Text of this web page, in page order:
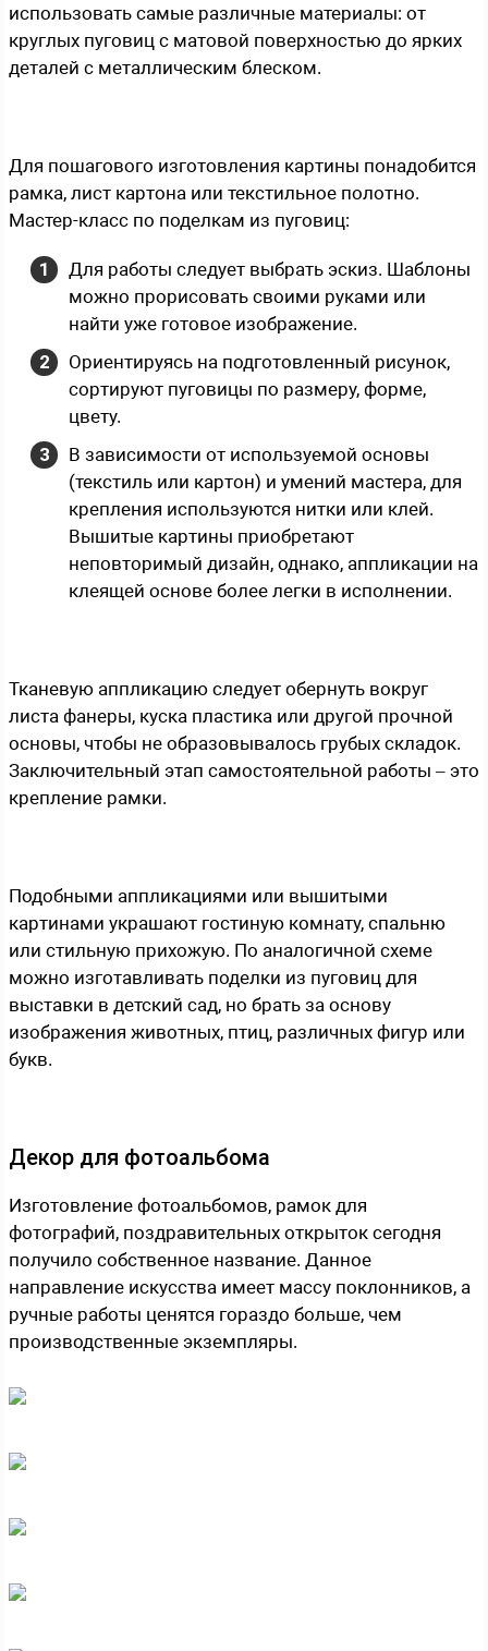
использовать самые различные материалы: от
круглых пуговиц с матовой поверхностью до ярких
деталей с металлическим блеском.
Для пошагового изготовления картины понадобится
рамка, лист картона или текстильное полотно.
Мастер-класс по поделкам из пуговиц:
Для работы следует выбрать эскиз. Шаблоны
можно прорисовать своими руками или
найти уже готовое изображение.
Ориентируясь на подготовленный рисунок,
сортируют пуговицы по размеру, форме,
цвету.
В зависимости от используемой основы
(текстиль или картон) и умений мастера, для
крепления используются нитки или клей.
Вышитые картины приобретают
неповторимый дизайн, однако, аппликации на
клеящей основе более легки в исполнении.
Тканевую аппликацию следует обернуть вокруг
листа фанеры, куска пластика или другой прочной
основы, чтобы не образовывалось грубых складок.
Заключительный этап самостоятельной работы – это
крепление рамки.
Подобными аппликациями или вышитыми
картинами украшают гостиную комнату, спальню
или стильную прихожую. По аналогичной схеме
можно изготавливать поделки из пуговиц для
выставки в детский сад, но брать за основу
изображения животных, птиц, различных фигур или
букв.
Декор для фотоальбома
Изготовление фотоальбомов, рамок для
фотографий, поздравительных открыток сегодня
получило собственное название. Данное
направление искусства имеет массу поклонников, а
ручные работы ценятся гораздо больше, чем
производственные экземпляры.